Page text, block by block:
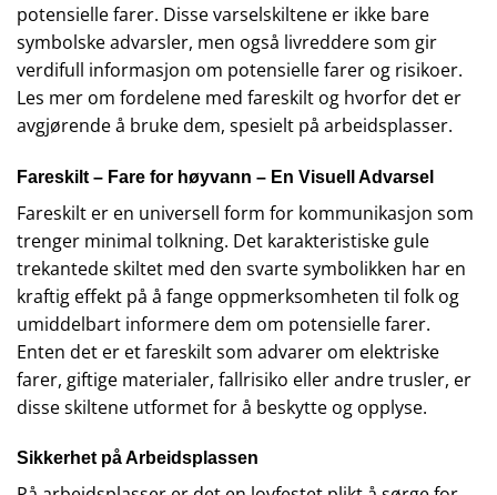
potensielle farer. Disse varselskiltene er ikke bare
symbolske advarsler, men også livreddere som gir
verdifull informasjon om potensielle farer og risikoer.
Les mer om fordelene med fareskilt og hvorfor det er
avgjørende å bruke dem, spesielt på arbeidsplasser.
Fareskilt – Fare for høyvann – En Visuell Advarsel
Fareskilt er en universell form for kommunikasjon som
trenger minimal tolkning. Det karakteristiske gule
trekantede skiltet med den svarte symbolikken har en
kraftig effekt på å fange oppmerksomheten til folk og
umiddelbart informere dem om potensielle farer.
Enten det er et fareskilt som advarer om elektriske
farer, giftige materialer, fallrisiko eller andre trusler, er
disse skiltene utformet for å beskytte og opplyse.
Sikkerhet på Arbeidsplassen